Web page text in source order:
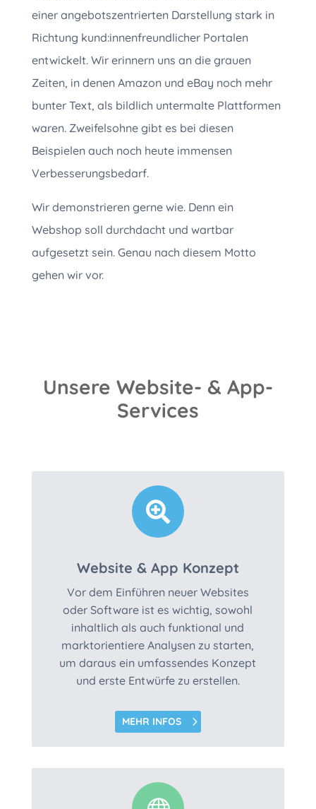
einer angebotszentrierten Darstellung stark in
Richtung kund:innenfreundlicher Portalen
entwickelt. Wir erinnern uns an die grauen
Zeiten, in denen Amazon und eBay noch mehr
bunter Text, als bildlich untermalte Plattformen
waren. Zweifelsohne gibt es bei diesen
Beispielen auch noch heute immensen
Verbesserungsbedarf.
Wir demonstrieren gerne wie. Denn ein
Webshop soll durchdacht und wartbar
aufgesetzt sein. Genau nach diesem Motto
gehen wir vor.
Unsere Website- & App-
Services

Website & App Konzept
Vor dem Einführen neuer Websites
oder Software ist es wichtig, sowohl
inhaltlich als auch funktional und
marktorientiere Analysen zu starten,
um daraus ein umfassendes Konzept
und erste Entwürfe zu erstellen.
MEHR INFOS